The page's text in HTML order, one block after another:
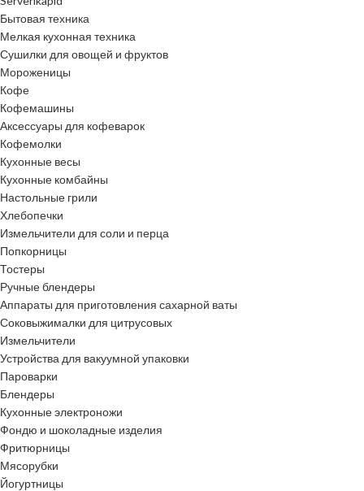
Бытовая техника
Мелкая кухонная техника
Сушилки для овощей и фруктов
Мороженицы
Кофе
Кофемашины
Аксессуары для кофеварок
Кофемолки
Кухонные весы
Кухонные комбайны
Настольные грили
Хлебопечки
Измельчители для соли и перца
Попкорницы
Тостеры
Ручные блендеры
Аппараты для приготовления сахарной ваты
Соковыжималки для цитрусовых
Измельчители
Устройства для вакуумной упаковки
Пароварки
Блендеры
Кухонные электроножи
Фондю и шоколадные изделия
Фритюрницы
Мясорубки
Йогуртницы